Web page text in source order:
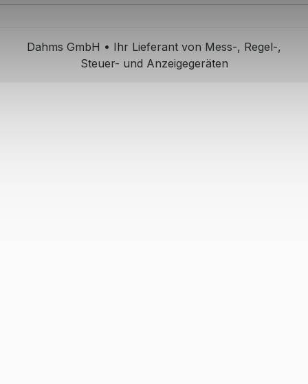
Dahms GmbH • Ihr Lieferant von Mess-, Regel-,
Steuer- und Anzeigegeräten